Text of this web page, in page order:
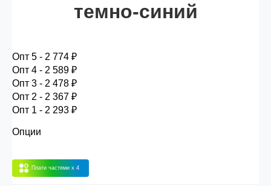
(25%) -сумма всех заказов за 6 месяцев -
Опт 4(30%) -
30.000 рублей.
Опт 2(36%)- сумма всех заказов за 6 месяцев
темно-синий
Опт 5 - 2 774 ₽
Опт 4 - 2 589 ₽
Опт 3 - 2 478 ₽
Опт 2 - 2 367 ₽
Опт 1 - 2 293 ₽
Опции
Плати частями x 4